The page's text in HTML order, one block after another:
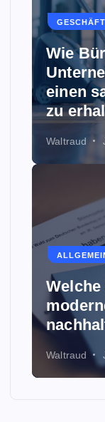
Wie
einen
zu
Waltraud
Waltraud